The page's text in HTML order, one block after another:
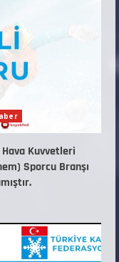
Kuvvetleri
Sporcu Branşı